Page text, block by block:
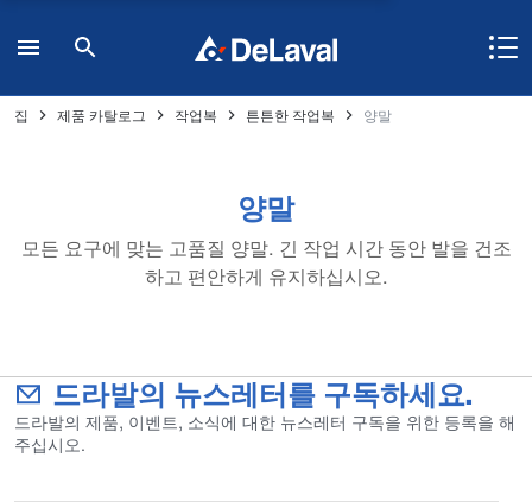
집 제품 카탈로그 작업복 튼튼한 작업복 양말
양말
모든 요구에 맞는 고품질 양말. 긴 작업 시간 동안 발을 건조
하고 편안하게 유지하십시오.
드라발의 뉴스레터를 구독하세요.
드라발의 제품, 이벤트, 소식에 대한 뉴스레터 구독을 위한 등록을 해
주십시오.